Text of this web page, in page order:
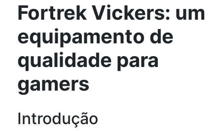
Fortrek Vickers: um
equipamento de
qualidade para
gamers
Introdução